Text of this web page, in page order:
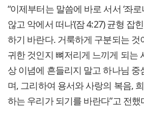
“이제부터는 말씀에 바로 서서 ‘좌
않고 악에서 떠나’(잠 4:27) 균형 잡
하기 바란다. 거룩하게 구분되는 것
귀한 것인지 뼈저리게 느끼게 되는
상 이념에 흔들리지 말고 하나님 중
며, 그리하여 용서와 사랑의 복음,
하는 우리가 되기를 바란다”고 전했